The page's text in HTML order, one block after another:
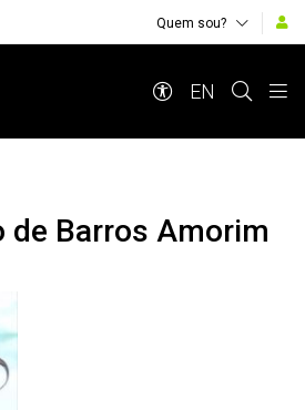
Quem sou?
EN
de Barros Amorim